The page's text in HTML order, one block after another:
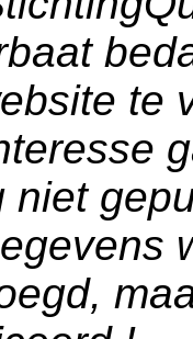
te
niet